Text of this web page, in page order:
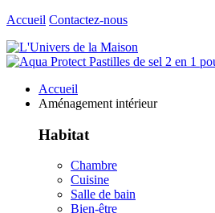
Accueil Contactez-nous
Accueil
Aménagement intérieur
Habitat
Chambre
Cuisine
Salle de bain
Bien-être